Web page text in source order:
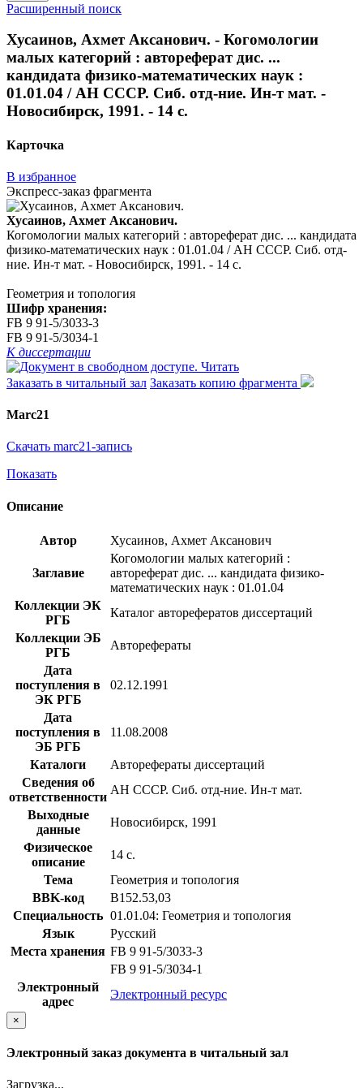
Расширенный поиск
Хусаинов, Ахмет Аксанович. - Когомологии
малых категорий : автореферат дис. ...
кандидата физико-математических наук :
01.01.04 / АН СССР. Сиб. отд-ние. Ин-т мат. -
Новосибирск, 1991. - 14 с.
Карточка
В избранное
Экспресс-заказ фрагмента
Хусаинов, Ахмет Аксанович.
Когомологии малых категорий : автореферат дис. ... кандидата
физико-математических наук : 01.01.04 / АН СССР. Сиб. отд-
ние. Ин-т мат. - Новосибирск, 1991. - 14 с.
Геометрия и топология
Шифр хранения:
FB 9 91-5/3033-3
FB 9 91-5/3034-1
К диссертации
Читать
Заказать в читальный зал Заказать копию фрагмента
Marc21
Скачать marc21-запись
Показать
Описание
Автор Хусаинов, Ахмет Аксанович
Заглавие
Когомологии малых категорий :
автореферат дис. ... кандидата физико-
математических наук : 01.01.04
Коллекции ЭК
РГБ
Каталог авторефератов диссертаций
Коллекции ЭБ
РГБ
Авторефераты
Дата
поступления в
ЭК РГБ
02.12.1991
Дата
поступления в
ЭБ РГБ
11.08.2008
Каталоги
Авторефераты диссертаций
Сведения об
ответственности
АН СССР. Сиб. отд-ние. Ин-т мат.
Выходные
данные
Новосибирск, 1991
Физическое
описание
14 с.
Тема
Геометрия и топология
BBK-код
В152.53,03
Специальность 01.01.04: Геометрия и топология
Язык
Русский
Места хранения FB 9 91-5/3033-3
FB 9 91-5/3034-1
Электронный
адрес
Электронный ресурс
×
Электронный заказ документа в читальный зал
Загрузка...